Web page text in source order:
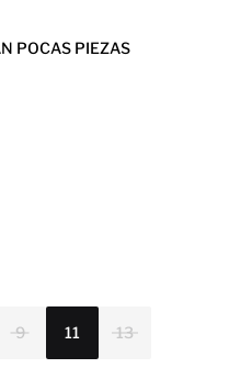
POCAS PIEZAS
9 11 13